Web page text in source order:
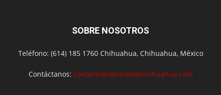
SOBRE NOSOTROS
Teléfono: (614) 185 1760 Chihuahua, Chihuahua, México
Contáctanos: contacto@lavisiondechihuahua.com